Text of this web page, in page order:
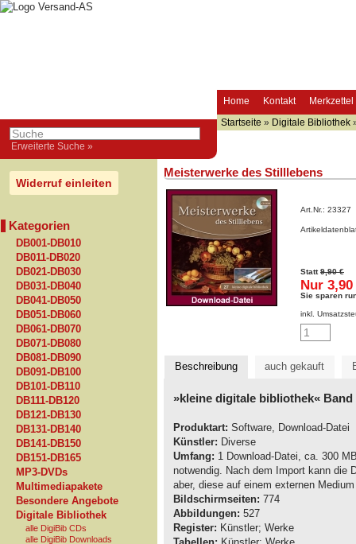
Home Kontakt Merkzettel
Erweiterte Suche »
Startseite » Digitale Bibliothek
Widerruf einleiten
Kategorien
DB001-DB010
DB011-DB020
DB021-DB030
DB031-DB040
DB041-DB050
DB051-DB060
DB061-DB070
DB071-DB080
DB081-DB090
DB091-DB100
DB101-DB110
DB111-DB120
DB121-DB130
DB131-DB140
DB141-DB150
DB151-DB165
MP3-DVDs
Multimediapakete
Besondere Angebote
Digitale Bibliothek
alle DigiBib CDs
alle DigiBib Downloads
Meisterwerke des Stilllebens
Art.Nr.: 23327
Statt9,90 €
Nur 3,90
Sie sparen
inkl.
Beschreibung auch gekauft
»kleine digitale bibliothek«
Produktart: Software, Download-Datei
Künstler: Diverse
Umfang: 1 Download-Datei, ca. 300
notwendig. Nach dem Import kann die
aber, diese auf einem externen
Bildschirmseiten: 774
Abbildungen: 527
Register: Künstler; Werke